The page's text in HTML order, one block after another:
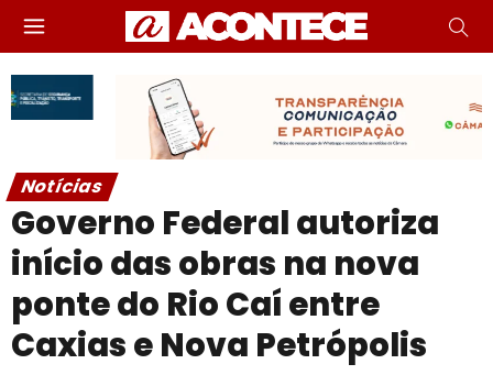
Notícias
Governo Federal autoriza
início das obras na nova
ponte do Rio Caí entre
Caxias e Nova Petrópolis